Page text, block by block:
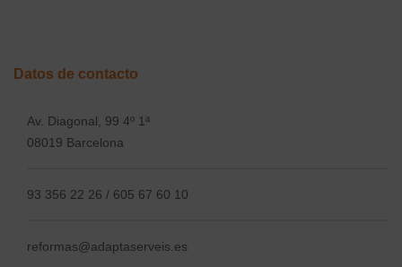
Datos de contacto
Av. Diagonal, 99 4º 1ª
08019 Barcelona
93 356 22 26 / 605 67 60 10
reformas@adaptaserveis.es